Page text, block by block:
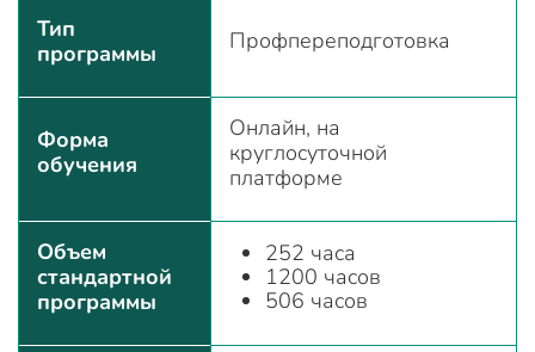
Тип
программы
Профпереподготовка
Форма
обучения
Онлайн, на
круглосуточной
платформе
Объем
стандартной
программы
252 часа
1200 часов
506 часов